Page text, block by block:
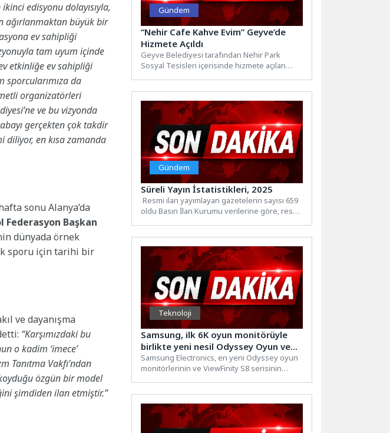
edisyonu dolayısıyla,
ağırlanmaktan büyük bir
ev sahipliği
tam uyum içinde
etkinliğe ev sahipliği
sporcularımıza da
organizatörleri
ve bu vizyonda
gerçekten çok takdir
diliyor, en kısa zamanda
sonu Alanya’da
Federasyon Başkan
dünyada örnek
sporu için tarihi bir
ve dayanışma
“Karşımızdaki bu
o kadim ‘imece’
Tanıtma Vakfı’ndan
özgün bir model
şimdiden ilan etmiştir.”
Gündem
“Nehir Cafe Kahve Evim” Geyve’de
Hizmete Açıldı
Geyve Belediyesi tarafından Nehir Park
Sosyal Tesisleri içerisinde hizmete açılan
Gündem
Süreli Yayın İstatistikleri, 2025
Resmi ilan yayımlayan gazetelerin sayısı 659
oldu Basın İlan Kurumu verilerine göre, resmi
Teknoloji
Samsung, ilk 6K oyun monitörüyle
birlikte yeni nesil Odyssey Oyun ve
ViewFinity monitörlerini tanıttı
Samsung Electronics, en yeni Odyssey oyun
monitörlerinin ve ViewFinity S8 serisinin